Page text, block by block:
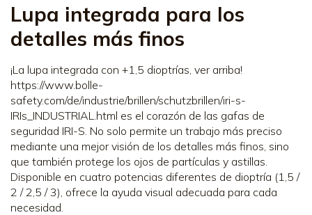
Lupa integrada para los
detalles más finos
¡La lupa integrada con +1,5 dioptrías, ver arriba!
https://www.bolle-
safety.com/de/industrie/brillen/schutzbrillen/iri-s-
IRIs_INDUSTRIAL.html es el corazón de las gafas de
seguridad IRI-S. No solo permite un trabajo más preciso
mediante una mejor visión de los detalles más finos, sino
que también protege los ojos de partículas y astillas.
Disponible en cuatro potencias diferentes de dioptría (1,5 /
2 / 2,5 / 3), ofrece la ayuda visual adecuada para cada
necesidad.